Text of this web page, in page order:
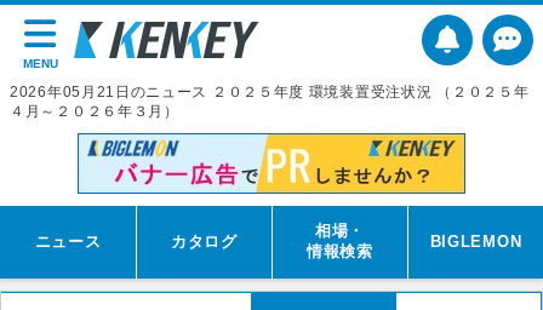
MENU
2026年05月21日のニュース ２０２５年度 環境装置受注状況 （２０２５年
４月～２０２６年３月）
ニュース カタログ
相場・
情報検索
BIGLEMON